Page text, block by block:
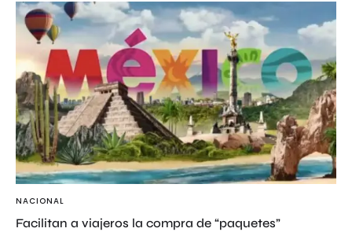
NACIONAL
Facilitan a viajeros la compra de “paquetes”